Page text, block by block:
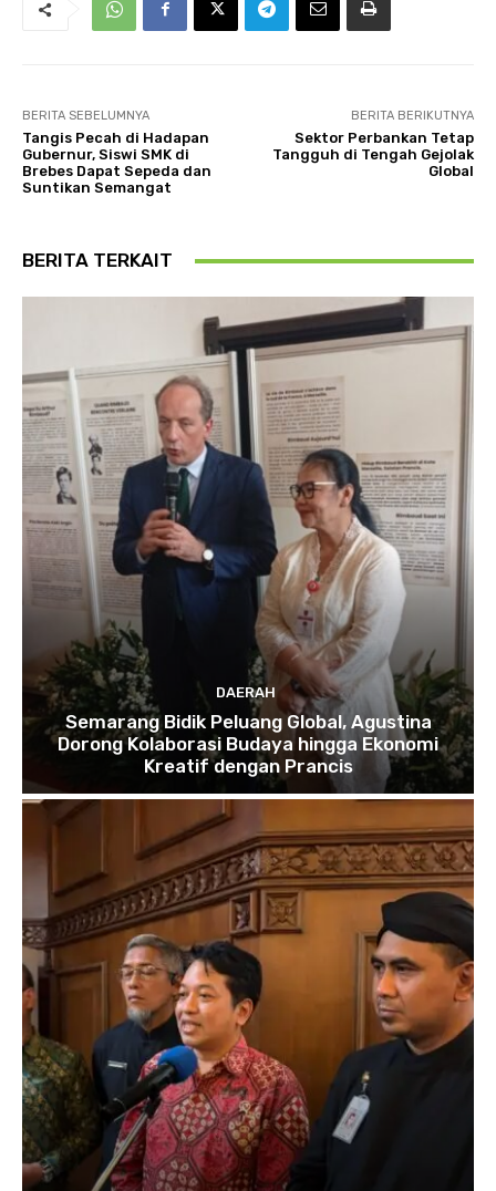
BERITA SEBELUMNYA
Tangis Pecah di Hadapan
Gubernur, Siswi SMK di
Brebes Dapat Sepeda dan
Suntikan Semangat
BERITA BERIKUTNYA
Sektor Perbankan Tetap
Tangguh di Tengah Gejolak
Global
BERITA TERKAIT
DAERAH
Semarang Bidik Peluang Global, Agustina
Dorong Kolaborasi Budaya hingga Ekonomi
Kreatif dengan Prancis